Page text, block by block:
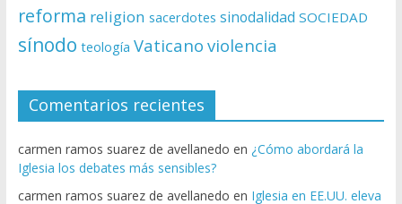
reforma religion sacerdotes sinodalidad SOCIEDAD
sínodo teología Vaticano violencia
Comentarios recientes
carmen ramos suarez de avellanedo en ¿Cómo abordará la
Iglesia los debates más sensibles?
carmen ramos suarez de avellanedo en Iglesia en EE.UU. eleva